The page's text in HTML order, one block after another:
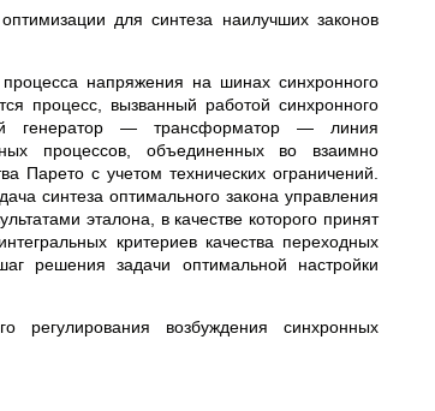
для синтеза наилучших законов
напряжения на шинах синхронного
процесс, вызванный работой синхронного
генератор — трансформатор — линия
процессов, объединенных во взаимно
Парето с учетом технических ограничений.
синтеза оптимального закона управления
эталона, в качестве которого принят
критериев качества переходных
решения задачи оптимальной настройки
регулирования возбуждения синхронных